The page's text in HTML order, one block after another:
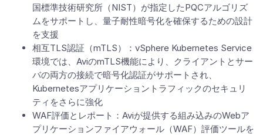
国標準技術研究所（NIST）が指定したPQCアルゴリズ
ムをサポートし、量子耐性暗号化を確保するための設計
を支援
相互TLS認証（mTLS）：vSphere Kubernetes Service
環境では、AviのmTLS機能により、クライアントとサー
バの両方の接続で暗号化認証がサポートされ、
Kubernetesアプリケーショントラフィックのセキュリ
ティをさらに強化
WAF評価とレポート：Aviが提供する組み込みのWebア
プリケーションファイアウォール（WAF）評価ツールを